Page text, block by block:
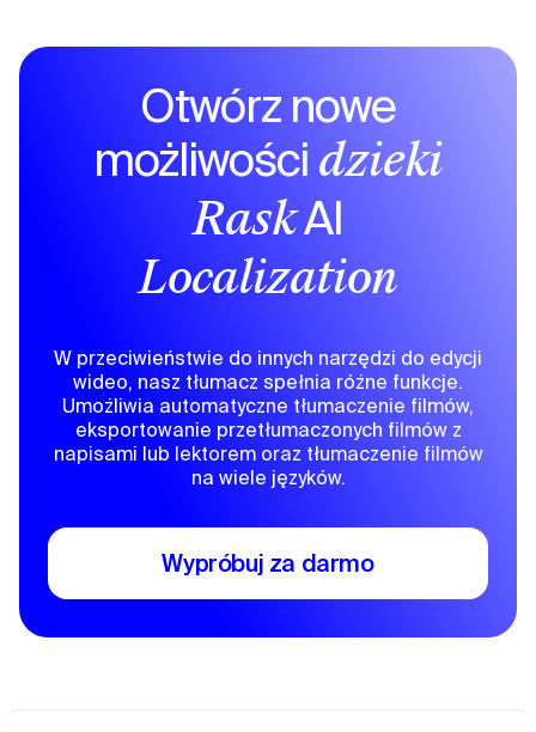
Otwórz nowe
możliwości dzięki
RaskAI
Localization
W przeciwieństwie do innych narzędzi do edycji
wideo, nasz tłumacz spełnia różne funkcje.
Umożliwia automatyczne tłumaczenie filmów,
eksportowanie przetłumaczonych filmów z
napisami lub lektorem oraz tłumaczenie filmów
na wiele języków.
Wypróbuj za darmo